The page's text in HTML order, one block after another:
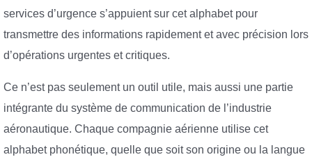
services d’urgence s’appuient sur cet alphabet pour
transmettre des informations rapidement et avec précision lors
d’opérations urgentes et critiques.
Ce n’est pas seulement un outil utile, mais aussi une partie
intégrante du système de communication de l’industrie
aéronautique. Chaque compagnie aérienne utilise cet
alphabet phonétique, quelle que soit son origine ou la langue